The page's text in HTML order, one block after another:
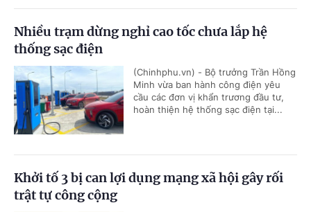
Nhiều trạm dừng nghỉ cao tốc chưa lắp hệ
thống sạc điện
(Chinhphu.vn) - Bộ trưởng Trần Hồng
Minh vừa ban hành công điện yêu
cầu các đơn vị khẩn trương đầu tư,
hoàn thiện hệ thống sạc điện tại...
Khởi tố 3 bị can lợi dụng mạng xã hội gây rối
trật tự công cộng